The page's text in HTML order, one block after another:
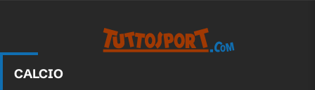
CALCIO